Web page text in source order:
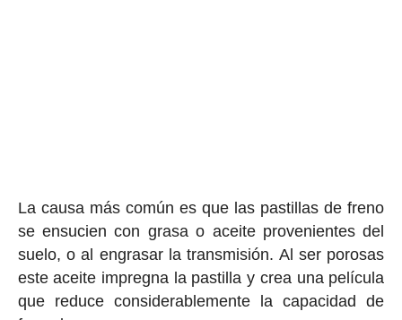
La causa más común es que las pastillas de freno
se ensucien con grasa o aceite provenientes del
suelo, o al engrasar la transmisión. Al ser porosas
este aceite impregna la pastilla y crea una película
que reduce considerablemente la capacidad de